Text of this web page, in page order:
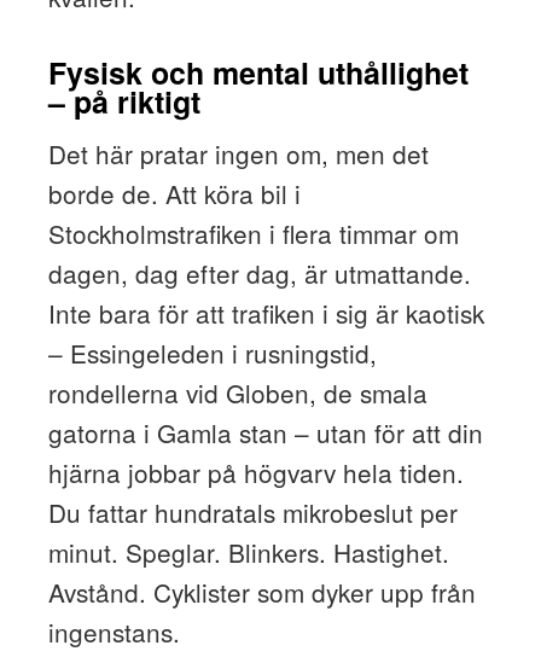
Fysisk och mental uthållighet
– på riktigt
Det här pratar ingen om, men det
borde de. Att köra bil i
Stockholmstrafiken i flera timmar om
dagen, dag efter dag, är utmattande.
Inte bara för att trafiken i sig är kaotisk
– Essingeleden i rusningstid,
rondellerna vid Globen, de smala
gatorna i Gamla stan – utan för att din
hjärna jobbar på högvarv hela tiden.
Du fattar hundratals mikrobeslut per
minut. Speglar. Blinkers. Hastighet.
Avstånd. Cyklister som dyker upp från
ingenstans.